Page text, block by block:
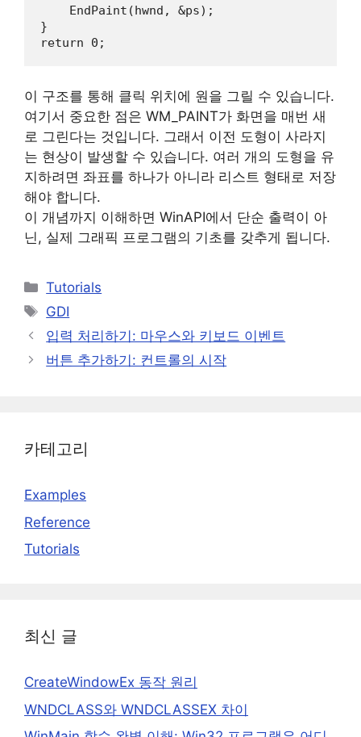
EndPaint (hwnd , &ps);
return
0 ;
이 구조를 통해 클릭 위치에 원을 그릴 수 있습니다.
여기서 중요한 점은 WM_PAINT가 화면을 매번 새
로 그린다는 것입니다. 그래서 이전 도형이 사라지
는 현상이 발생할 수 있습니다. 여러 개의 도형을 유
지하려면 좌표를 하나가 아니라 리스트 형태로 저장
해야 합니다.
이 개념까지 이해하면 WinAPI에서 단순 출력이 아
닌, 실제 그래픽 프로그램의 기초를 갖추게 됩니다.
카
테
리
Tutorials
태
그
GDI
입력 처리하기: 마우스와 키보드 이벤트
버튼 추가하기: 컨트롤의 시작
카테고리
Examples
Reference
Tutorials
최신 글
CreateWindowEx 동작 원리
WNDCLASS와 WNDCLASSEX 차이